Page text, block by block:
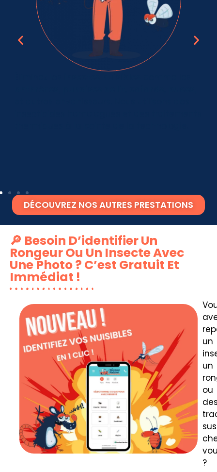
DÉCOUVREZ NOS AUTRES PRESTATIONS
🔎 Besoin D’identifier Un
Rongeur Ou Un Insecte Avec
Une Photo ? C’est Gratuit Et
Immédiat !
un
un
ou
?